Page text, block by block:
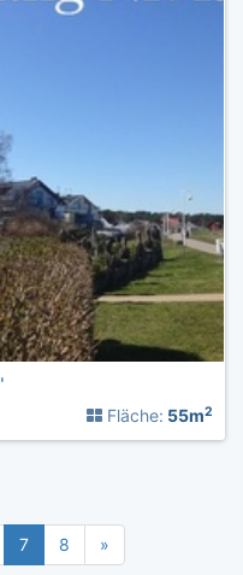
Fläche: 55m2
7 8 »